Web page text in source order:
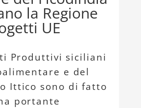
la Regione
UE
Produttivi siciliani
e del
Ittico sono di fatto
portante